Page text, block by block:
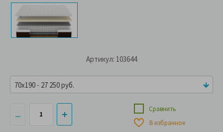
Артикул: 103644
Сравнить
В избранное
70x190 - 27 250 руб.